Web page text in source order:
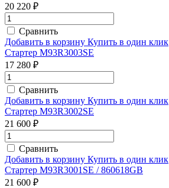
20 220 ₽
Сравнить
Добавить в корзину Купить в один клик
Стартер M93R3003SE
17 280 ₽
Сравнить
Добавить в корзину Купить в один клик
Стартер M93R3002SE
21 600 ₽
Сравнить
Добавить в корзину Купить в один клик
Стартер M93R3001SE / 860618GB
21 600 ₽